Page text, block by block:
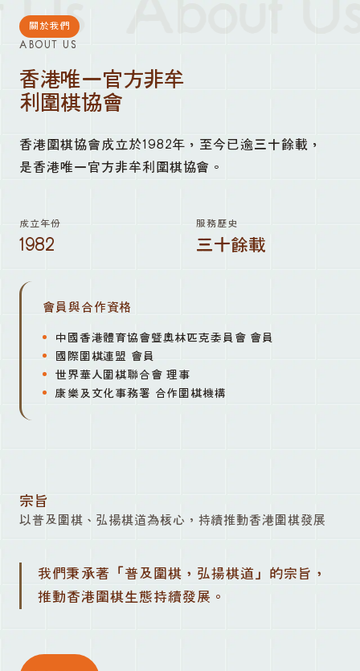
關於我們
ABOUT US
香港唯一官方非牟
利圍棋協會
香港圍棋協會成立於1982年，至今已逾三十餘載，
是香港唯一官方非牟利圍棋協會。
成立年份
1982
服務歷史
三十餘載
會員與合作資格
中國香港體育協會暨奧林匹克委員會 會員
國際圍棋連盟 會員
世界華人圍棋聯合會 理事
康樂及文化事務署 合作圍棋機構
宗旨
以普及圍棋、弘揚棋道為核心，持續推動香港圍棋發展
我們秉承著「普及圍棋，弘揚棋道」的宗旨，
推動香港圍棋生態持續發展。